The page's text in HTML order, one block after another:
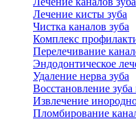
Лечение кисты зуба
Чистка каналов зуба
Комплекс
Перелечивание
Эндодонтическое
Удаление нерва зуба
Восстановление
Извлечение
Пломбирование